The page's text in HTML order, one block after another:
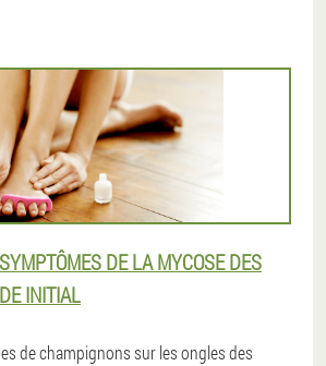
DE LA MYCOSE DES
INITIAL
de champignons sur les ongles des